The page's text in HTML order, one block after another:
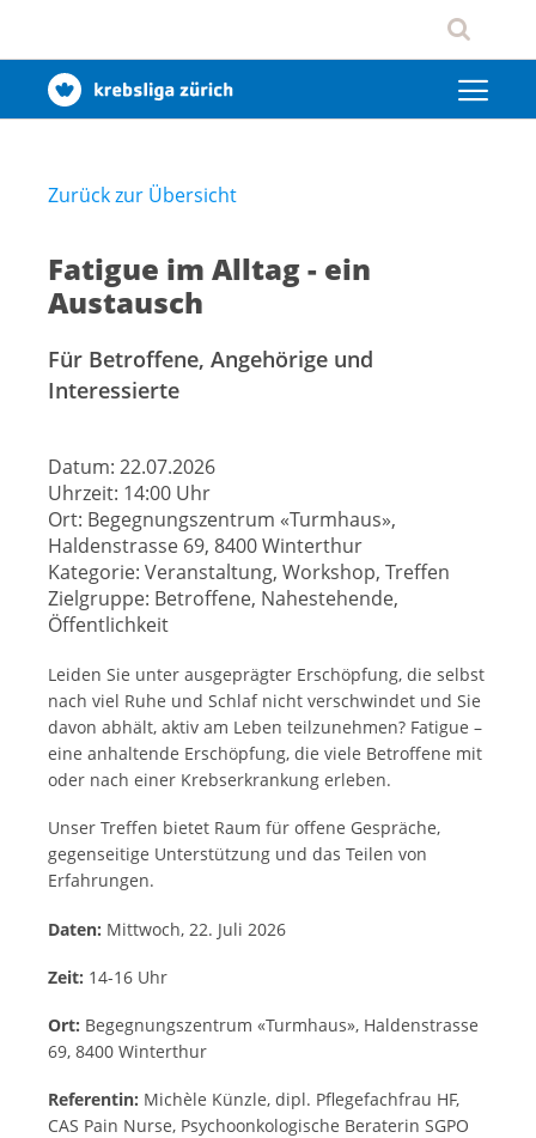
Zurück zur Übersicht
Fatigue im Alltag - ein
Austausch
Für Betroffene, Angehörige und
Interessierte
Datum: 22.07.2026
Uhrzeit: 14:00 Uhr
Ort: Begegnungszentrum «Turmhaus»,
Haldenstrasse 69, 8400 Winterthur
Kategorie: Veranstaltung, Workshop, Treffen
Zielgruppe: Betroffene, Nahestehende,
Öffentlichkeit
Leiden Sie unter ausgeprägter Erschöpfung, die selbst
nach viel Ruhe und Schlaf nicht verschwindet und Sie
davon abhält, aktiv am Leben teilzunehmen? Fatigue –
eine anhaltende Erschöpfung, die viele Betroffene mit
oder nach einer Krebserkrankung erleben.
Unser Treffen bietet Raum für offene Gespräche,
gegenseitige Unterstützung und das Teilen von
Erfahrungen.
Daten: Mittwoch, 22. Juli 2026
Zeit: 14-16 Uhr
Ort: Begegnungszentrum «Turmhaus», Haldenstrasse
69, 8400 Winterthur
Referentin: Michèle Künzle, dipl. Pflegefachfrau HF,
CAS Pain Nurse, Psychoonkologische Beraterin SGPO